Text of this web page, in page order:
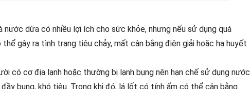
nước dừa có nhiều lợi ích cho sức khỏe, nhưng nếu sử dụng quá
gây ra tình trạng tiêu chảy, mất cân bằng điện giải hoặc hạ huyết
có cơ địa lạnh hoặc thường bị lạnh bụng nên hạn chế sử dụng nước
bụng, khó tiêu. Trong khi đó, lá lốt có tính ấm có thể cân bằng